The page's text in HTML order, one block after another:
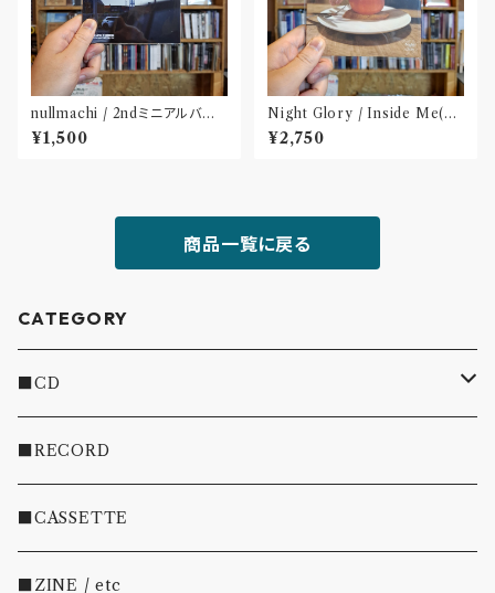
nullmachi / 2ndミニアルバム
「逆回転する私小説」(CD)
¥1,500
Night Glory / Inside Me(C
D)〝名古屋〟
¥2,750
商品一覧に戻る
CATEGORY
■CD
・INDIE
・EMO/PUNK/POST HC
・SHOEGAZE/DREAMPOP/POST ROCK
■RECORD
■CASSETTE
■ZINE / etc